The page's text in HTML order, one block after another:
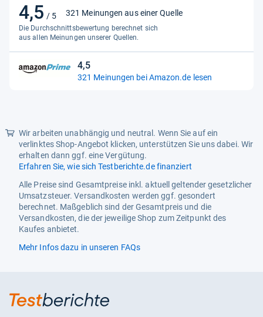
Obermaterial
Funktionalitäten
4,5 / 5
4,5
von
5
Sternen
321 Meinungen aus einer Quelle
Die Durchschnittsbewertung berechnet sich
aus allen Meinungen unserer Quellen.
4,5
4,5
von
321 Meinungen bei Amazon.de lesen
Wir arbeiten unabhängig und neutral. Wenn Sie auf ein
verlinktes Shop-Angebot klicken, unterstützen Sie uns dabei. Wir
erhalten dann ggf. eine Vergütung.
Erfahren Sie, wie sich Testberichte.de finanziert
Alle Preise sind Gesamtpreise inkl. aktuell geltender gesetzlicher
Umsatzsteuer. Versandkosten werden ggf. gesondert
berechnet. Maßgeblich sind der Gesamtpreis und die
Versandkosten, die der jeweilige Shop zum Zeitpunkt des
Kaufes anbietet.
Mehr Infos dazu in unseren FAQs